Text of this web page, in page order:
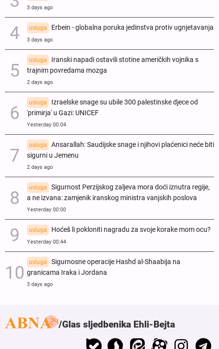
3 days ago
usluga Erbein - globalna poruka jedinstva protiv ugnjetavanja
3 days ago
usluga
Iranski napadi ostavili stotine američkih vojnika s
trajnim povredama mozga
2 days ago
usluga
Izraelske snage su ubile 300 palestinske djece od
'primirja' u Gazi: UNICEF
Yesterday 00:04
usluga
Ansarallah: Saudijske snage i njihovi plaćenici neće biti
sigurni u Jemenu
2 days ago
usluga
Sigurnost Perzijskog zaljeva mora doći iznutra regije,
a ne izvana: zamjenik iranskog ministra vanjskih poslova
Yesterday 00:00
usluga Hoćeš li pokloniti nagradu za svoje korake mom ocu?
Yesterday 00:44
usluga
Sigurnosne operacije Hashd al-Shaabija na
granicama Iraka i Jordana
3 days ago
Glas sljedbenika Ehli-Bejta